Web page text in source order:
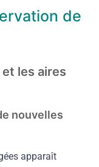
de
les aires
nouvelles
apparaît